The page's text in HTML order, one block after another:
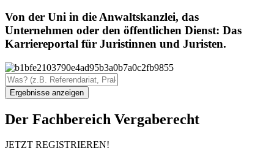
Von der Uni in die Anwaltskanzlei, das
Unternehmen oder den öffentlichen Dienst: Das
Karriereportal für Juristinnen und Juristen.
Ergebnisse anzeigen
Der Fachbereich Vergaberecht
JETZT REGISTRIEREN!